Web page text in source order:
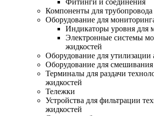
Фитинги и соединения
Компоненты для трубопровода
Оборудование для
Индикаторы уровня для
Электронные системы
жидкостей
Оборудование для утилизации
Оборудование для
Терминалы для раздачи
жидкостей
Тележки
Устройства для фильтрации
жидкостей